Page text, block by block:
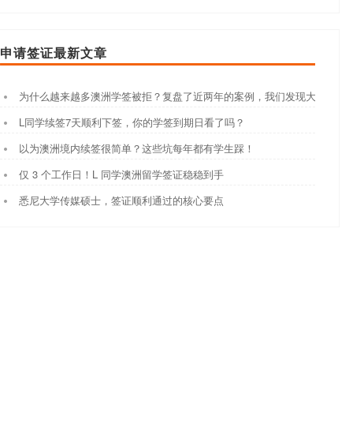
申请签证最新文章
为什么越来越多澳洲学签被拒？复盘了近两年的案例，我们发现大家都踩
L同学续签7天顺利下签，你的学签到期日看了吗？
以为澳洲境内续签很简单？这些坑每年都有学生踩！
仅 3 个工作日！L 同学澳洲留学签证稳稳到手
悉尼大学传媒硕士，签证顺利通过的核心要点